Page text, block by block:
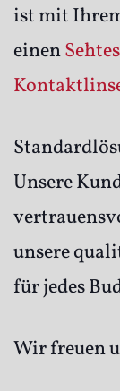
ist mit
einen
Unsere
unsere
für jedes
Wir freuen